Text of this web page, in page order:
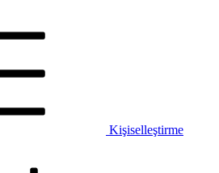
Kişiselleştirme